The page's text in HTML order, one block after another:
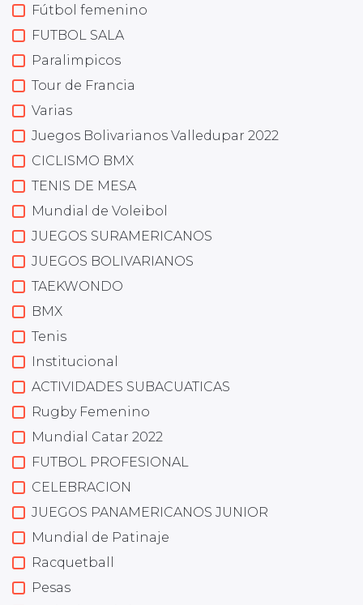
Fútbol femenino
FUTBOL SALA
Paralimpicos
Tour de Francia
Varias
Juegos Bolivarianos Valledupar 2022
CICLISMO BMX
TENIS DE MESA
Mundial de Voleibol
JUEGOS SURAMERICANOS
JUEGOS BOLIVARIANOS
TAEKWONDO
BMX
Tenis
Institucional
ACTIVIDADES SUBACUATICAS
Rugby Femenino
Mundial Catar 2022
FUTBOL PROFESIONAL
CELEBRACION
JUEGOS PANAMERICANOS JUNIOR
Mundial de Patinaje
Racquetball
Pesas